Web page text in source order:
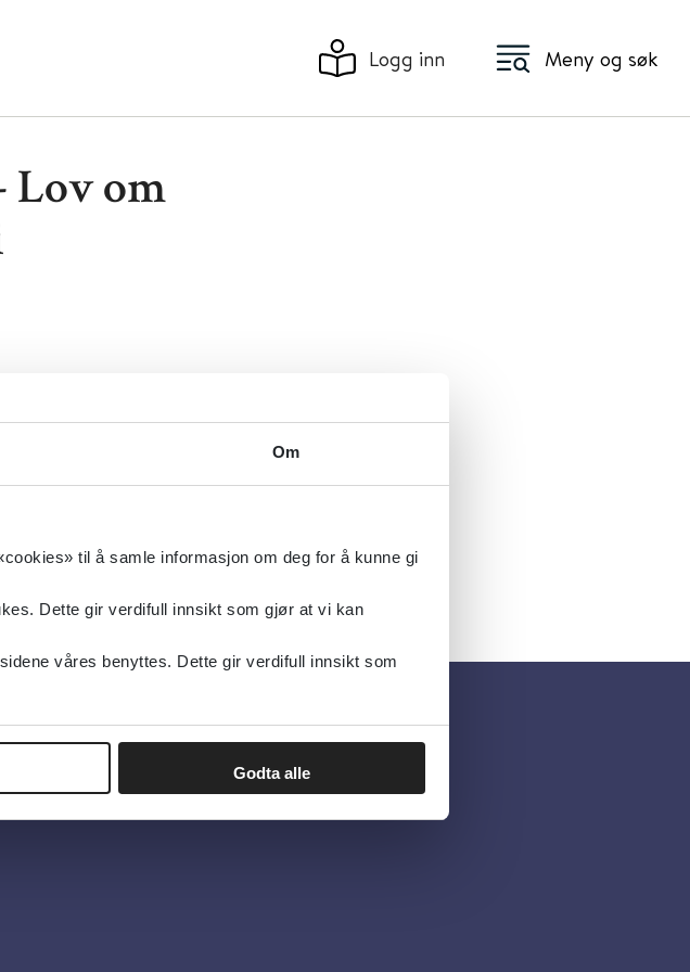
Om
til å samle informasjon om deg for å kunne gi
Dette gir verdifull innsikt som gjør at vi kan
våres benyttes. Dette gir verdifull innsikt som
Godta alle
Logg inn Meny og søk
Lov om